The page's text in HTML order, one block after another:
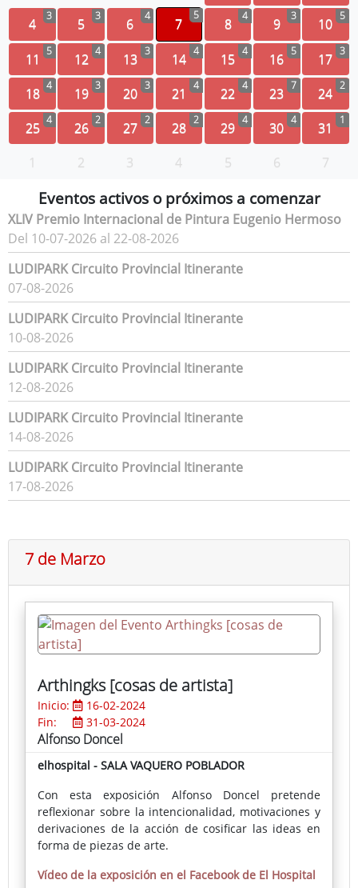
4 3 5 3 6 4 7
5
8 4 9 3 10 5
11 5 12 4 13 3 14 4 15 4 16 5 17 3
18 4 19 3 20 3 21 4 22 4 23 7 24 2
25 4 26 2 27 2 28 2 29 4 30 4 31 1
1 2 3 4 5 6 7
Eventos activos o próximos a comenzar
XLIV Premio Internacional de Pintura Eugenio Hermoso
Del 10-07-2026 al 22-08-2026
LUDIPARK Circuito Provincial Itinerante
07-08-2026
LUDIPARK Circuito Provincial Itinerante
10-08-2026
LUDIPARK Circuito Provincial Itinerante
12-08-2026
LUDIPARK Circuito Provincial Itinerante
14-08-2026
LUDIPARK Circuito Provincial Itinerante
17-08-2026
7 de Marzo
Arthingks [cosas de artista]
Inicio:
16-02-2024
Fin:
31-03-2024
Alfonso Doncel
elhospital - SALA VAQUERO POBLADOR
Con esta exposición Alfonso Doncel pretende
reflexionar sobre la intencionalidad, motivaciones y
derivaciones de la acción de cosificar las ideas en
forma de piezas de arte.
Vídeo de la exposición en el Facebook de El Hospital